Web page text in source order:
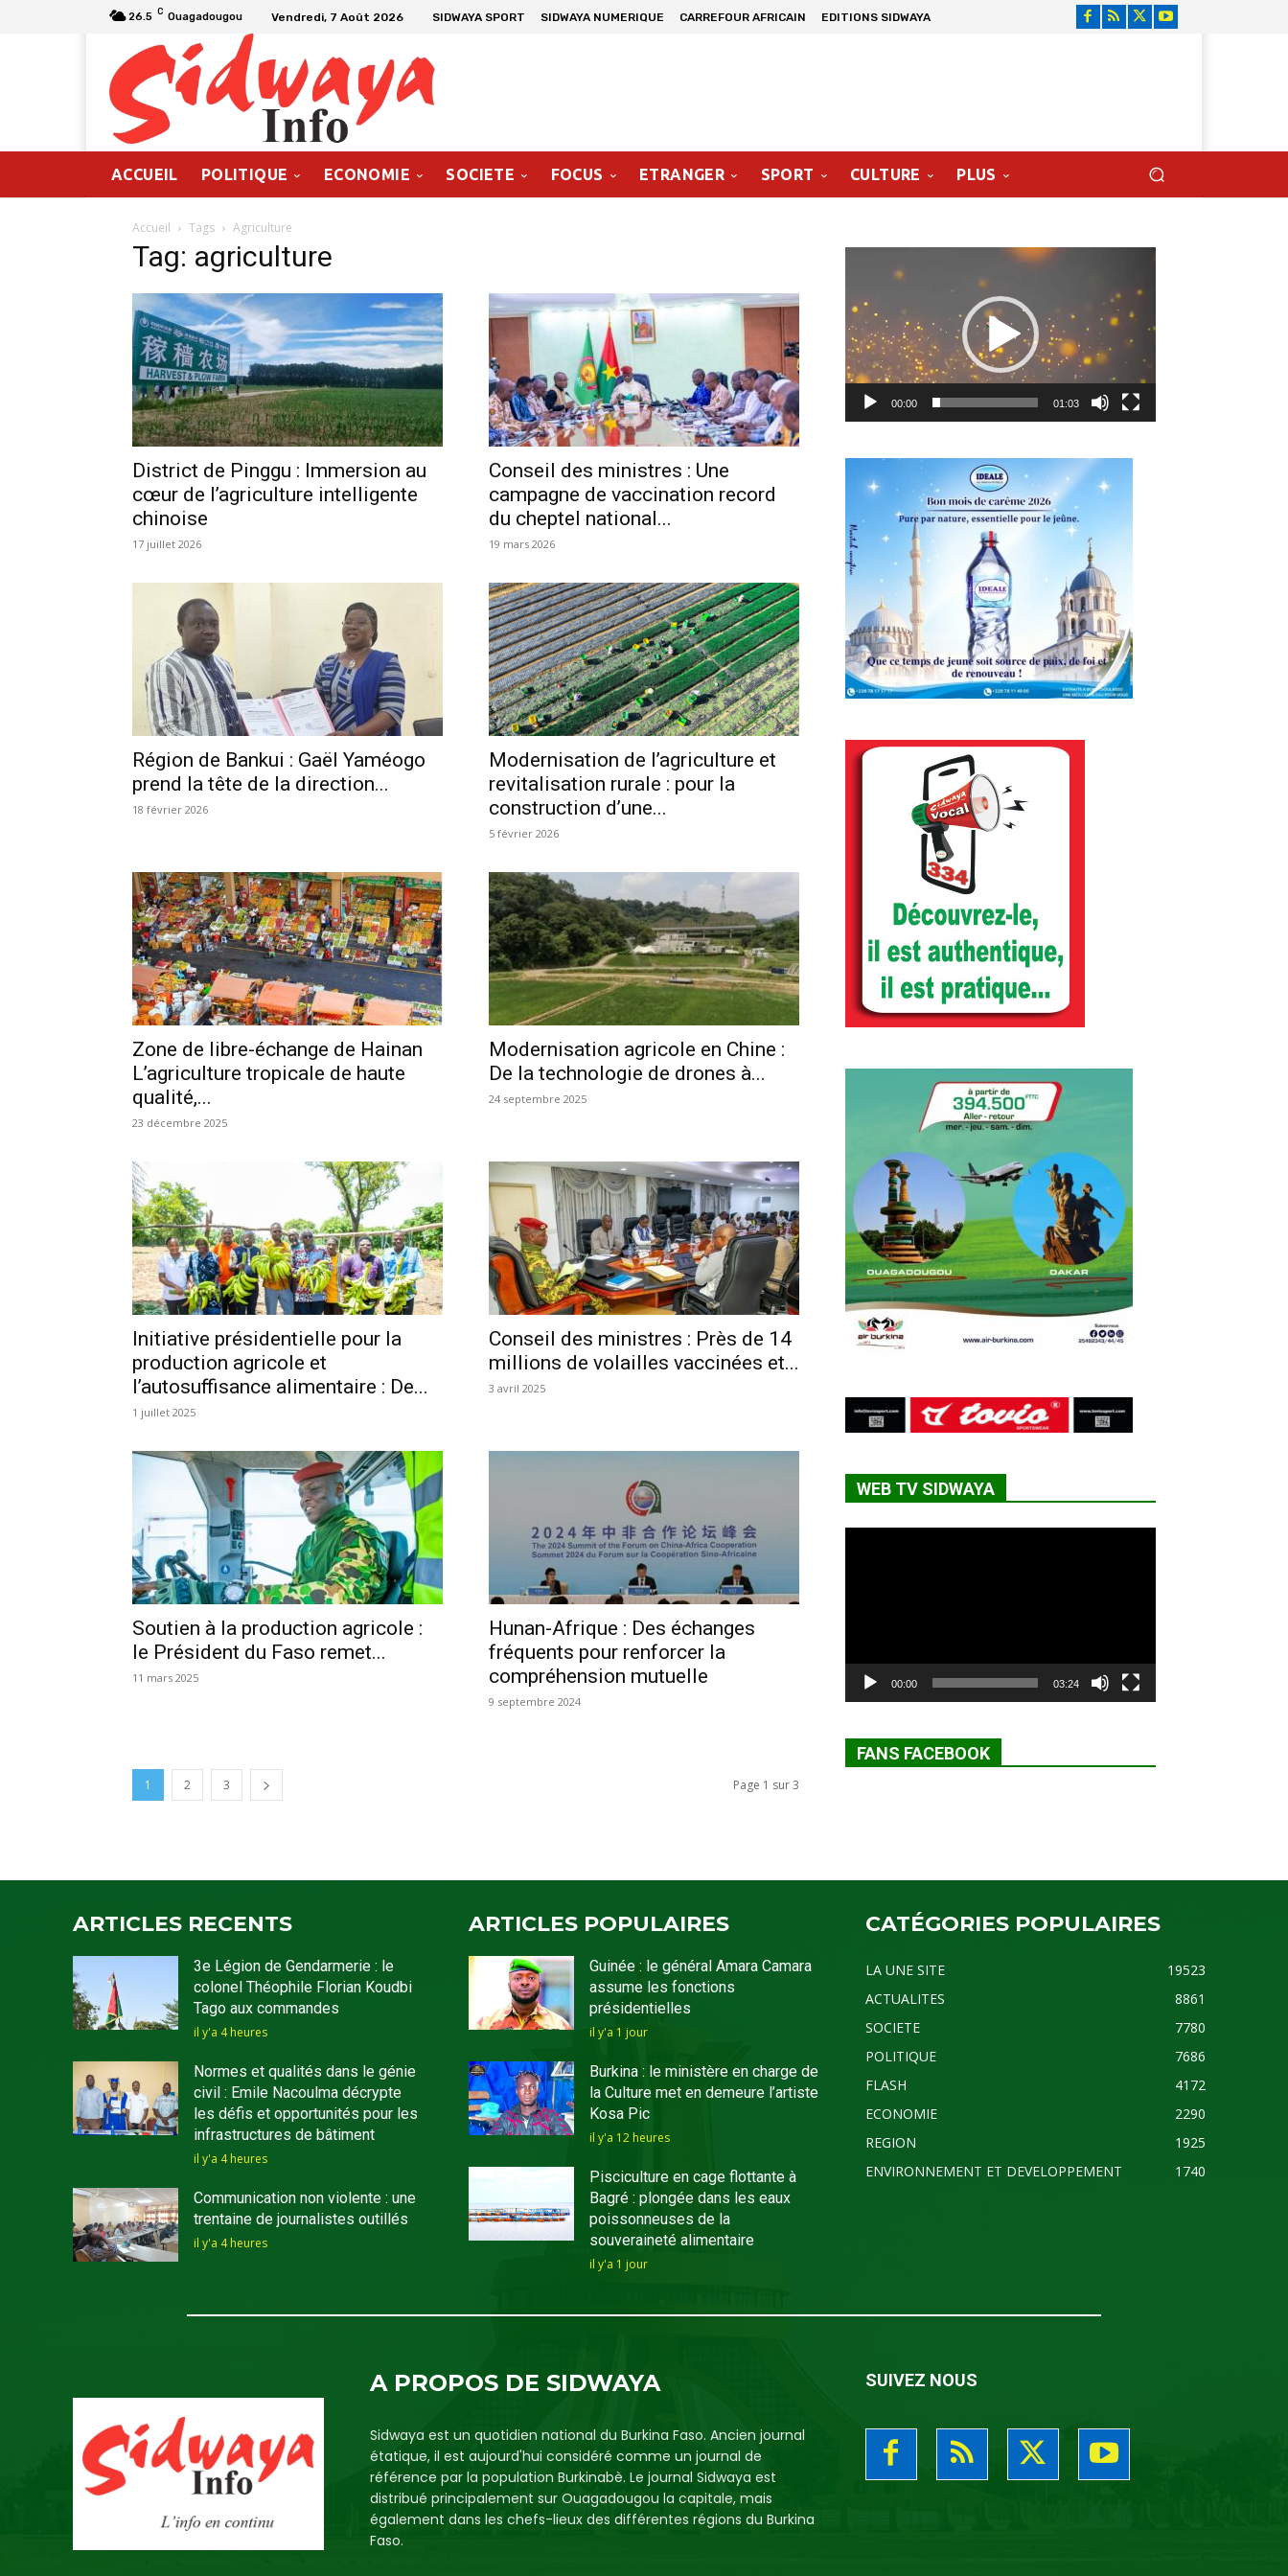
26.5 C Ouagadougou Vendredi, 7 Août 2026 SIDWAYA SPORT SIDWAYA NUMERIQUE CARREFOUR AFRICAIN EDITIONS SIDWAYA
ACCUEIL POLITIQUE ECONOMIE SOCIETE FOCUS ETRANGER SPORT CULTURE PLUS
Accueil Tags Agriculture
Tag: agriculture
District de Pinggu : Immersion au
cœur de l’agriculture intelligente
chinoise
17 juillet 2026
Conseil des ministres : Une
campagne de vaccination record
du cheptel national...
19 mars 2026
Région de Bankui : Gaël Yaméogo
prend la tête de la direction...
18 février 2026
Modernisation de l’agriculture et
revitalisation rurale : pour la
construction d’une...
5 février 2026
Zone de libre-échange de Hainan
L’agriculture tropicale de haute
qualité,...
23 décembre 2025
Modernisation agricole en Chine :
De la technologie de drones à...
24 septembre 2025
Initiative présidentielle pour la
production agricole et
l’autosuffisance alimentaire : De...
1 juillet 2025
Conseil des ministres : Près de 14
millions de volailles vaccinées et...
3 avril 2025
Soutien à la production agricole :
le Président du Faso remet...
11 mars 2025
Hunan-Afrique : Des échanges
fréquents pour renforcer la
compréhension mutuelle
9 septembre 2024
1 2 3 Page 1 sur 3
00:00 01:03
WEB TV SIDWAYA
00:00 03:24
FANS FACEBOOK
ARTICLES RECENTS
3e Légion de Gendarmerie : le
colonel Théophile Florian Koudbi
Tago aux commandes
il y'a 4 heures
Normes et qualités dans le génie
civil : Emile Nacoulma décrypte
les défis et opportunités pour les
infrastructures de bâtiment
il y'a 4 heures
Communication non violente : une
trentaine de journalistes outillés
il y'a 4 heures
ARTICLES POPULAIRES
Guinée : le général Amara Camara
assume les fonctions
présidentielles
il y'a 1 jour
Burkina : le ministère en charge de
la Culture met en demeure l’artiste
Kosa Pic
il y'a 12 heures
Pisciculture en cage flottante à
Bagré : plongée dans les eaux
poissonneuses de la
souveraineté alimentaire
il y'a 1 jour
CATÉGORIES POPULAIRES
LA UNE SITE
19523
ACTUALITES
8861
SOCIETE
7780
POLITIQUE
7686
FLASH
4172
ECONOMIE
2290
REGION
1925
ENVIRONNEMENT ET DEVELOPPEMENT
1740
A PROPOS DE SIDWAYA
Sidwaya est un quotidien national du Burkina Faso. Ancien journal
étatique, il est aujourd'hui considéré comme un journal de
référence par la population Burkinabè. Le journal Sidwaya est
distribué principalement sur Ouagadougou la capitale, mais
également dans les chefs-lieux des différentes régions du Burkina
Faso.
SUIVEZ NOUS